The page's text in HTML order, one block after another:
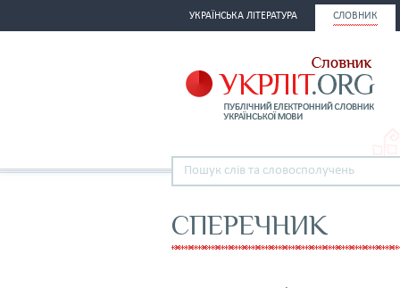
УКРАЇНСЬКА ЛІТЕРАТУРА СЛОВНИК
СПЕРЕЧНИК